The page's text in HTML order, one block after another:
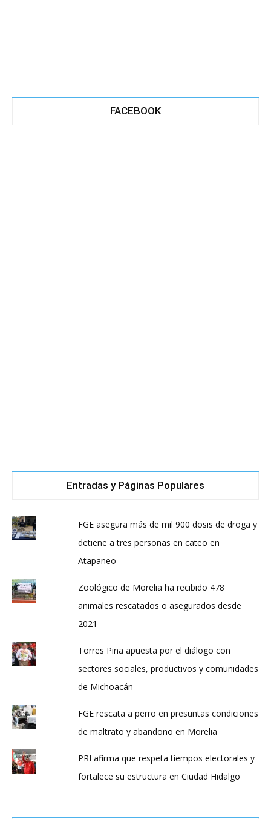
FACEBOOK
Entradas y Páginas Populares
FGE asegura más de mil 900 dosis de droga y
detiene a tres personas en cateo en
Atapaneo
Zoológico de Morelia ha recibido 478
animales rescatados o asegurados desde
2021
Torres Piña apuesta por el diálogo con
sectores sociales, productivos y comunidades
de Michoacán
FGE rescata a perro en presuntas condiciones
de maltrato y abandono en Morelia
PRI afirma que respeta tiempos electorales y
fortalece su estructura en Ciudad Hidalgo